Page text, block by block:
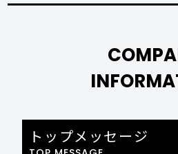
トップメッセージ